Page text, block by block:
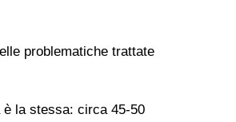
problematiche trattate
la stessa: circa 45-50